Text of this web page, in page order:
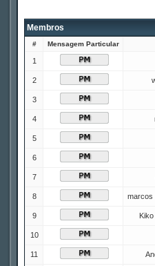
Membros
# Mensagem Particular
1
2
3
4
5
6
7
8 marcos
9
10
11